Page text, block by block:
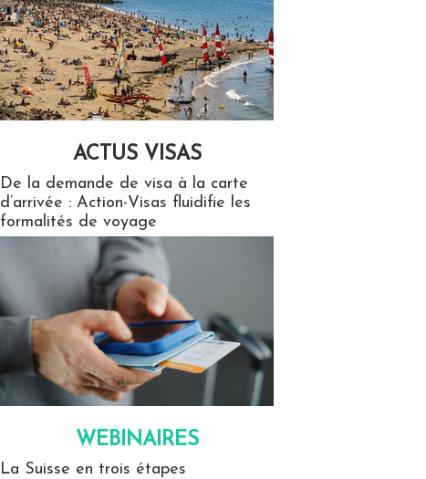
ACTUS VISAS
De la demande de visa à la carte
d’arrivée : Action-Visas fluidifie les
formalités de voyage
WEBINAIRES
La Suisse en trois étapes